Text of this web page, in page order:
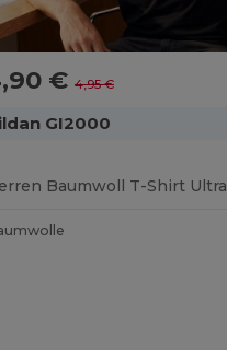
€ 4,95 €
GI2000
Baumwoll T-Shirt Ultra